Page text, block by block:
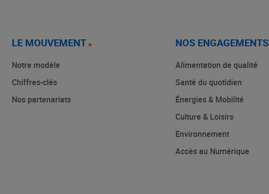
LE MOUVEMENT
Notre modèle
Chiffres-clés
Nos partenariats
NOS ENGAGEMENTS
Alimentation de qualité
Santé du quotidien
Énergies & Mobilité
Culture & Loisirs
Environnement
Accès au Numérique